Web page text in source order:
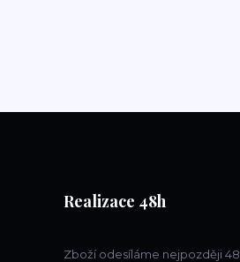
Realizace 48h
Zboží odesíláme nejpozději